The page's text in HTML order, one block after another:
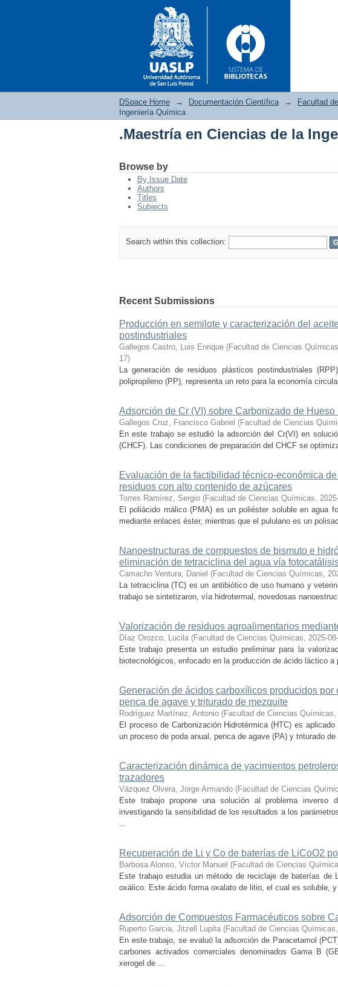
.Maestría en Ciencias de la
DSpace Home → Documentación Científica → Facultad
Ingeniería Química
.Maestría en Ciencias de la
Browse by
By Issue Date
Authors
Titles
Subjects
Search within this collection:
Recent Submissions
Producción en semilote y caracterización del
postindustriales
Gallegos Castro, Luis Enrique (Facultad de Ciencias
17)
La generación de residuos plásticos postindustriales
polipropileno (PP), representa un reto para la economía
Adsorción de Cr (VI) sobre Carbonizado de Hueso
Gallegos Cruz, Francisco Gabriel (Facultad de Ciencias
En este trabajo se estudió la adsorción del Cr(VI) en
(CHCF). Las condiciones de preparación del CHCF se
Evaluación de la factibilidad técnico-económica
residuos con alto contenido de azúcares
Torres Ramírez, Sergio (Facultad de Ciencias Químicas,
El poliácido málico (PMA) es un poliéster soluble en agua
mediante enlaces éster, mientras que el pululano es un
Nanoestructuras de compuestos de bismuto e
eliminación de tetraciclina del agua vía
Camacho Ventura, Daniel (Facultad de Ciencias Químicas,
La tetraciclina (TC) es un antibiótico de uso humano y
trabajo se sintetizaron, vía hidrotermal, novedosas
Valorización de residuos agroalimentarios
Díaz Orozco, Lucila (Facultad de Ciencias Químicas, 2025-
Este trabajo presenta un estudio preliminar para la
biotecnológicos, enfocado en la producción de ácido láctico
Generación de ácidos carboxílicos producidos
penca de agave y triturado de mezquite
Rodríguez Martínez, Antonio (Facultad de Ciencias Químicas,
El proceso de Carbonización Hidrotérmica (HTC) es
un proceso de poda anual, penca de agave (PA) y triturado
Caracterización dinámica de yacimientos
trazadores
Vázquez Olvera, Jorge Armando (Facultad de Ciencias
Este trabajo propone una solución al problema inverso
investigando la sensibilidad de los resultados a los
...
Recuperación de Li y Co de baterías de LiCoO2
Barbosa Alonso, Víctor Manuel (Facultad de Ciencias
Este trabajo estudia un método de reciclaje de baterías
oxálico. Este ácido forma oxalato de litio, el cual es soluble,
Adsorción de Compuestos Farmacéuticos sobre
Ruperto Garcia, Jitzell Lupita (Facultad de Ciencias Químicas,
En este trabajo, se evaluó la adsorción de Paracetamol
carbones activados comerciales denominados Gama B
xerogel de ...